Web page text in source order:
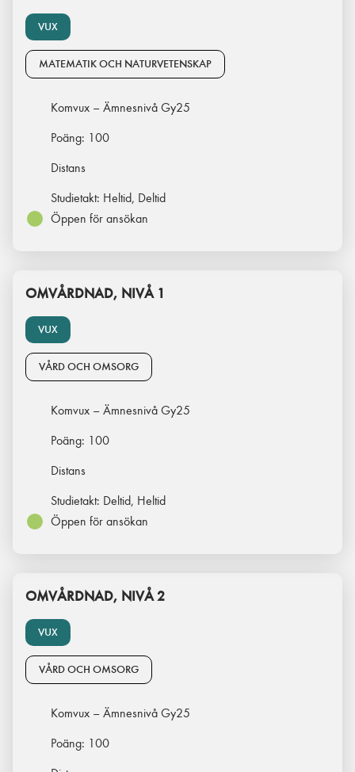
VUX
MATEMATIK OCH NATURVETENSKAP
Komvux – Ämnesnivå Gy25
Poäng: 100
Distans
Studietakt: Heltid, Deltid
Öppen för ansökan
VUX
OMVÅRDNAD, NIVÅ 1
VÅRD OCH OMSORG
Komvux – Ämnesnivå Gy25
Poäng: 100
Distans
Studietakt: Deltid, Heltid
Öppen för ansökan
VUX
OMVÅRDNAD, NIVÅ 2
VÅRD OCH OMSORG
Komvux – Ämnesnivå Gy25
Poäng: 100